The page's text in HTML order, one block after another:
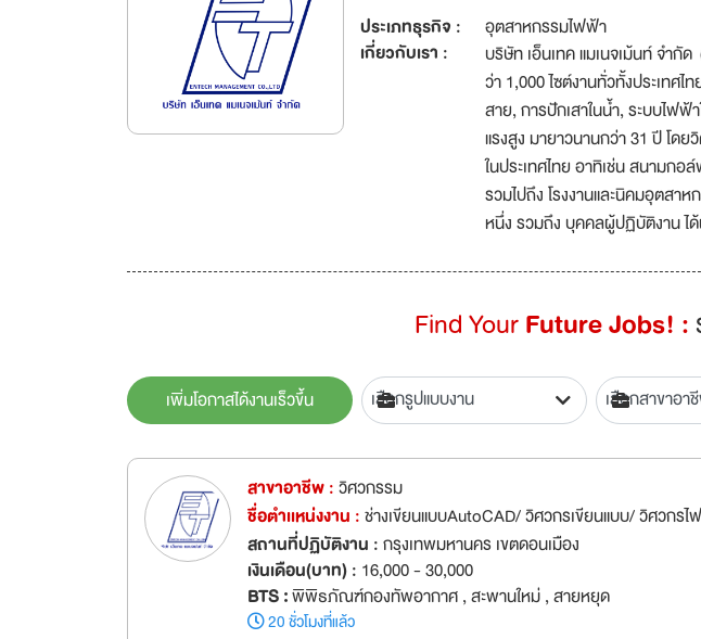
ประเภทธุรกิจ :
อุตสาหกรรมไฟฟ้า
เกี่ยวกับเรา :
บริษัท เอ็นเทค แมเนจเม้นท์ จำ
ว่า 1,000 ไซต์งานทั่วทั้งประเทศ
สาย, การปักเสาในน้ำ, ระบบไฟ
แรงสูง มายาวนานกว่า 31 ปี โด
ในประเทศไทย อาทิเช่น สนามก
รวมไปถึง โรงงานและนิคมอุตสา
หนึ่ง รวมถึง บุคคลผู้ปฏิบัติงาน ไ
Find YourFuture Jobs! :
เพิ่มโอกาสได้งานเร็วขึ้น
สาขาอาชีพ :วิศวกรรม
ชื่อตำเเหน่งงาน :ช่างเขียนแบบAutoCAD/ วิศวกรเขียนแบบ/ วิศวกรไ
สถานที่ปฏิบัติงาน :กรุงเทพมหานคร เขตดอนเมือง
เงินเดือน(บาท) : 16,000 - 30,000
BTS :พิพิธภัณฑ์กองทัพอากาศ , สะพานใหม่ , สายหยุด
20 ชั่วโมงที่แล้ว